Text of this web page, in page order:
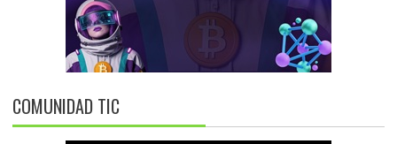
COMUNIDAD TIC